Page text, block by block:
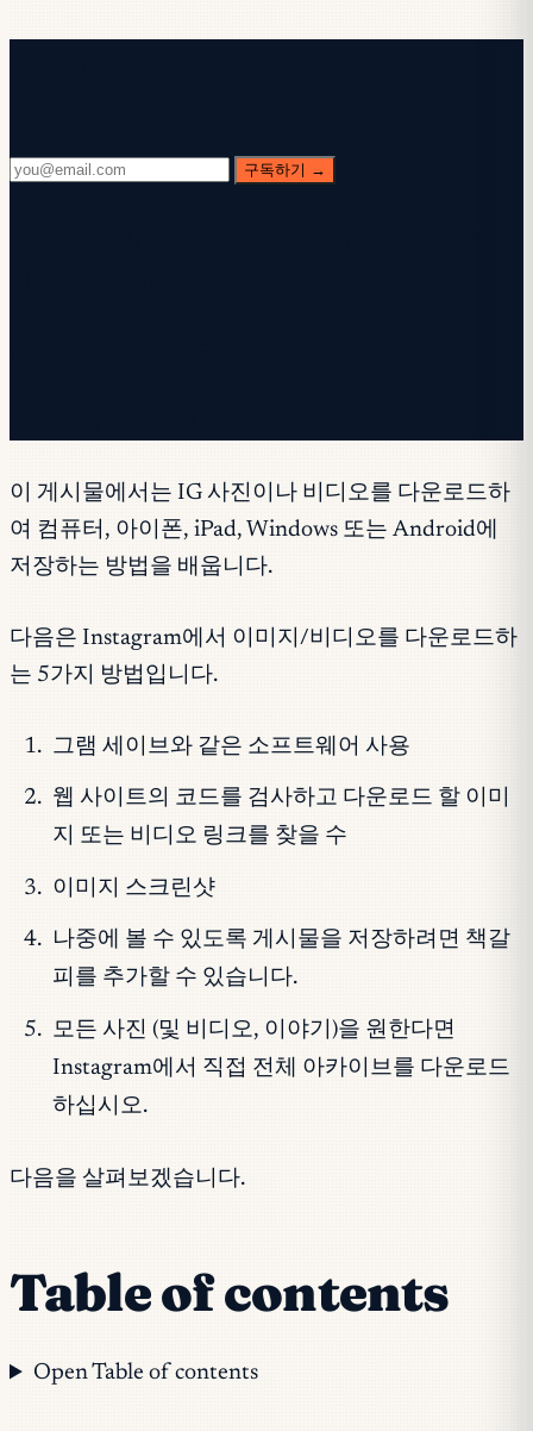
구독하기 →
이 게시물에서는 IG 사진이나 비디오를 다운로드하
여 컴퓨터, 아이폰, iPad, Windows 또는 Android에
저장하는 방법을 배웁니다.
다음은 Instagram에서 이미지/비디오를 다운로드하
는 5가지 방법입니다.
그램 세이브와 같은 소프트웨어 사용
웹 사이트의 코드를 검사하고 다운로드 할 이미
지 또는 비디오 링크를 찾을 수
이미지 스크린샷
나중에 볼 수 있도록 게시물을 저장하려면 책갈
피를 추가할 수 있습니다.
모든 사진 (및 비디오, 이야기)을 원한다면
Instagram에서 직접 전체 아카이브를 다운로드
하십시오.
다음을 살펴보겠습니다.
Table of contents
Open Table of contents